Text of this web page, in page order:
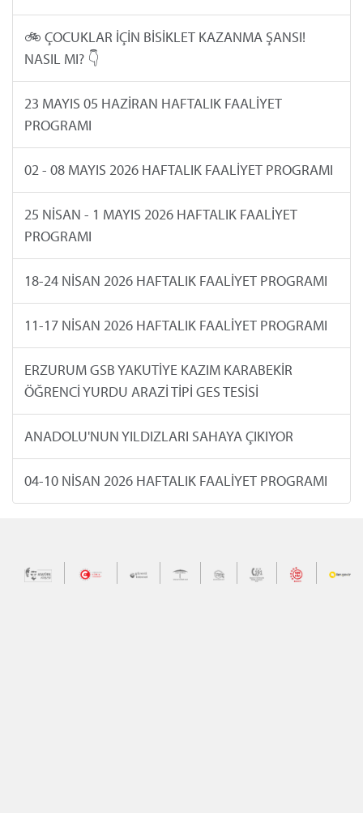
🚲 ÇOCUKLAR İÇİN BİSİKLET KAZANMA ŞANSI!
NASIL MI? 👇
23 MAYIS 05 HAZİRAN HAFTALIK FAALİYET
PROGRAMI
02 - 08 MAYIS 2026 HAFTALIK FAALİYET PROGRAMI
25 NİSAN - 1 MAYIS 2026 HAFTALIK FAALİYET
PROGRAMI
18-24 NİSAN 2026 HAFTALIK FAALİYET PROGRAMI
11-17 NİSAN 2026 HAFTALIK FAALİYET PROGRAMI
ERZURUM GSB YAKUTİYE KAZIM KARABEKİR
ÖĞRENCİ YURDU ARAZİ TİPİ GES TESİSİ
ANADOLU'NUN YILDIZLARI SAHAYA ÇIKIYOR
04-10 NİSAN 2026 HAFTALIK FAALİYET PROGRAMI